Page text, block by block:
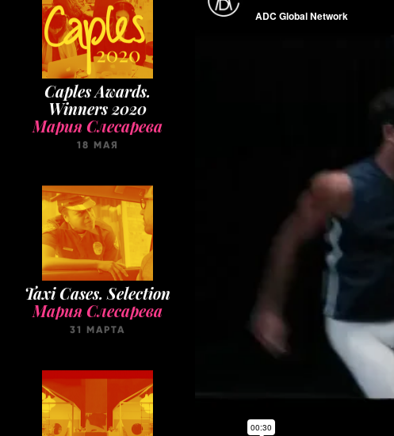
Caples Awards.
Winners 2020
Мария Слесарева
18 МАЯ
Taxi Cases. Selection
Мария Слесарева
31 МАРТА